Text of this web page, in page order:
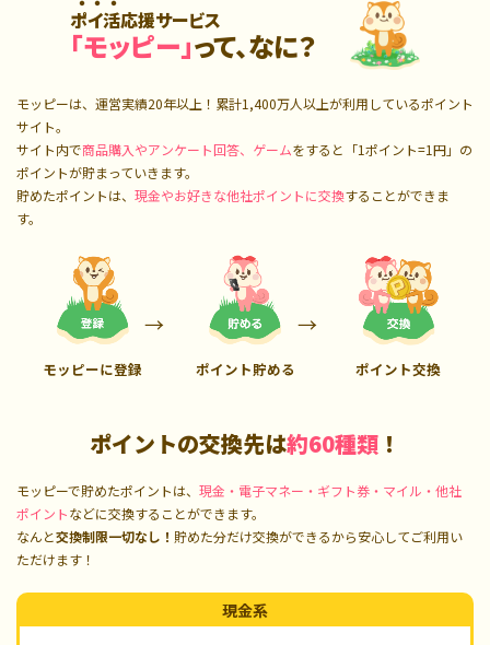
ポイ活応援サービス
「モッピー」って、なに？
モッピーは、運営実績20年以上！累計1,400万人以上が利用しているポイント
サイト。
サイト内で商品購入やアンケート回答、ゲームをすると「1ポイント=1円」の
ポイントが貯まっていきます。
貯めたポイントは、 現金やお好きな他社ポイントに交換することができま
す。
モッピーに登録 ポイント貯める ポイント交換
ポイントの交換先は約60種類 ！
モッピーで貯めたポイントは、 現金・電子マネー・ギフト券・マイル・他社
ポイントなどに交換することができます。
なんと交換制限一切なし！ 貯めた分だけ交換ができるから安心してご利用い
ただけます！
現金系